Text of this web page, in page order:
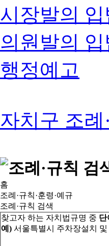
시장발의
의원발의
행정예고
자치구 조례
홈
조례·규칙·훈령·예규
조례·규칙 검색
찾고자 하는 자치법규명 중 단
예) 서울특별시 주차장설치